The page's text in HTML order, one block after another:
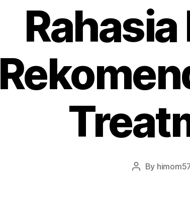
Post
By